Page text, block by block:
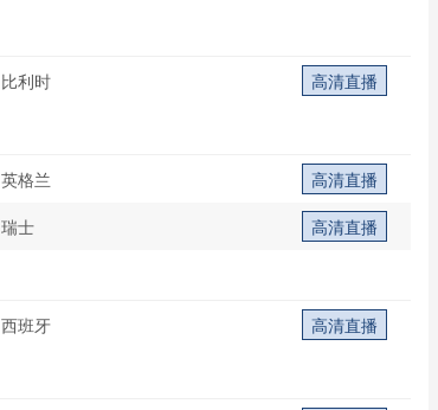
比利时 高清直播
英格兰
高清直播
瑞士 高清直播
西班牙 高清直播